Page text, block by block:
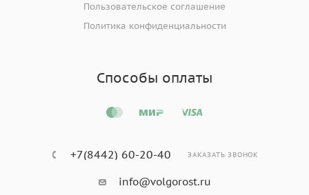
Пользовательское соглашение
Политика конфиденциальности
Способы оплаты
+7(8442) 60-20-40 ЗАКАЗАТЬ ЗВОНОК
info@volgorost.ru